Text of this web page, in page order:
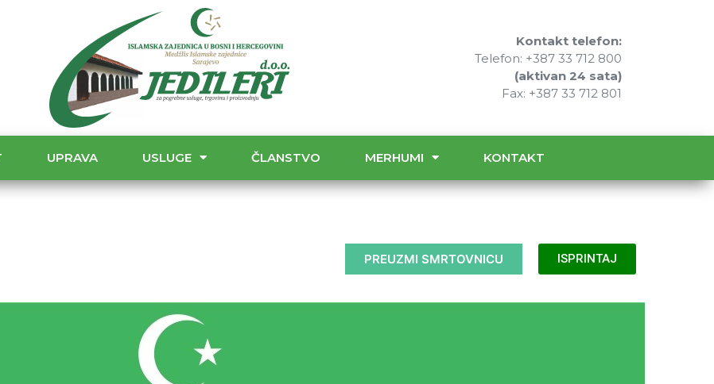
Kontakt telefon:
Telefon: +387 33 712 800
(aktivan 24 sata)
Fax: +387 33 712 801
UPRAVA USLUGE ČLANSTVO MERHUMI KONTAKT
PREUZMI SMRTOVNICU ISPRINTAJ